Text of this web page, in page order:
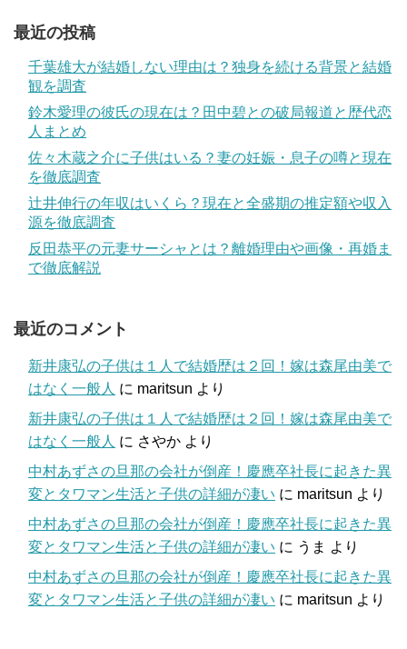
最近の投稿
千葉雄大が結婚しない理由は？独身を続ける背景と結婚
観を調査
鈴木愛理の彼氏の現在は？田中碧との破局報道と歴代恋
人まとめ
佐々木蔵之介に子供はいる？妻の妊娠・息子の噂と現在
を徹底調査
辻井伸行の年収はいくら？現在と全盛期の推定額や収入
源を徹底調査
反田恭平の元妻サーシャとは？離婚理由や画像・再婚ま
で徹底解説
最近のコメント
新井康弘の子供は１人で結婚歴は２回！嫁は森尾由美で
はなく一般人 に maritsun より
新井康弘の子供は１人で結婚歴は２回！嫁は森尾由美で
はなく一般人 に さやか より
中村あずさの旦那の会社が倒産！慶應卒社長に起きた異
変とタワマン生活と子供の詳細が凄い に maritsun より
中村あずさの旦那の会社が倒産！慶應卒社長に起きた異
変とタワマン生活と子供の詳細が凄い に うま より
中村あずさの旦那の会社が倒産！慶應卒社長に起きた異
変とタワマン生活と子供の詳細が凄い に maritsun より